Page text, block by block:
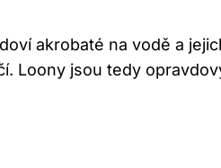
⁢akrobaté na vodě a
Loony jsou tedy